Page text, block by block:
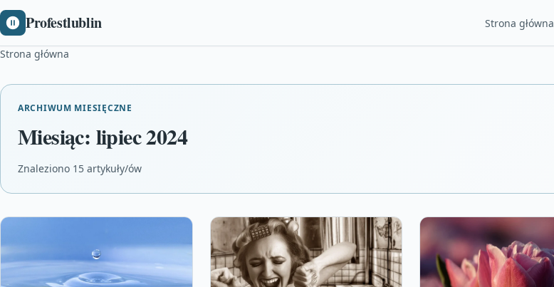
Profestlublin Strona główna
Strona główna
ARCHIWUM MIESIĘCZNE
Miesiąc: lipiec 2024
Znaleziono 15 artykuły/ów